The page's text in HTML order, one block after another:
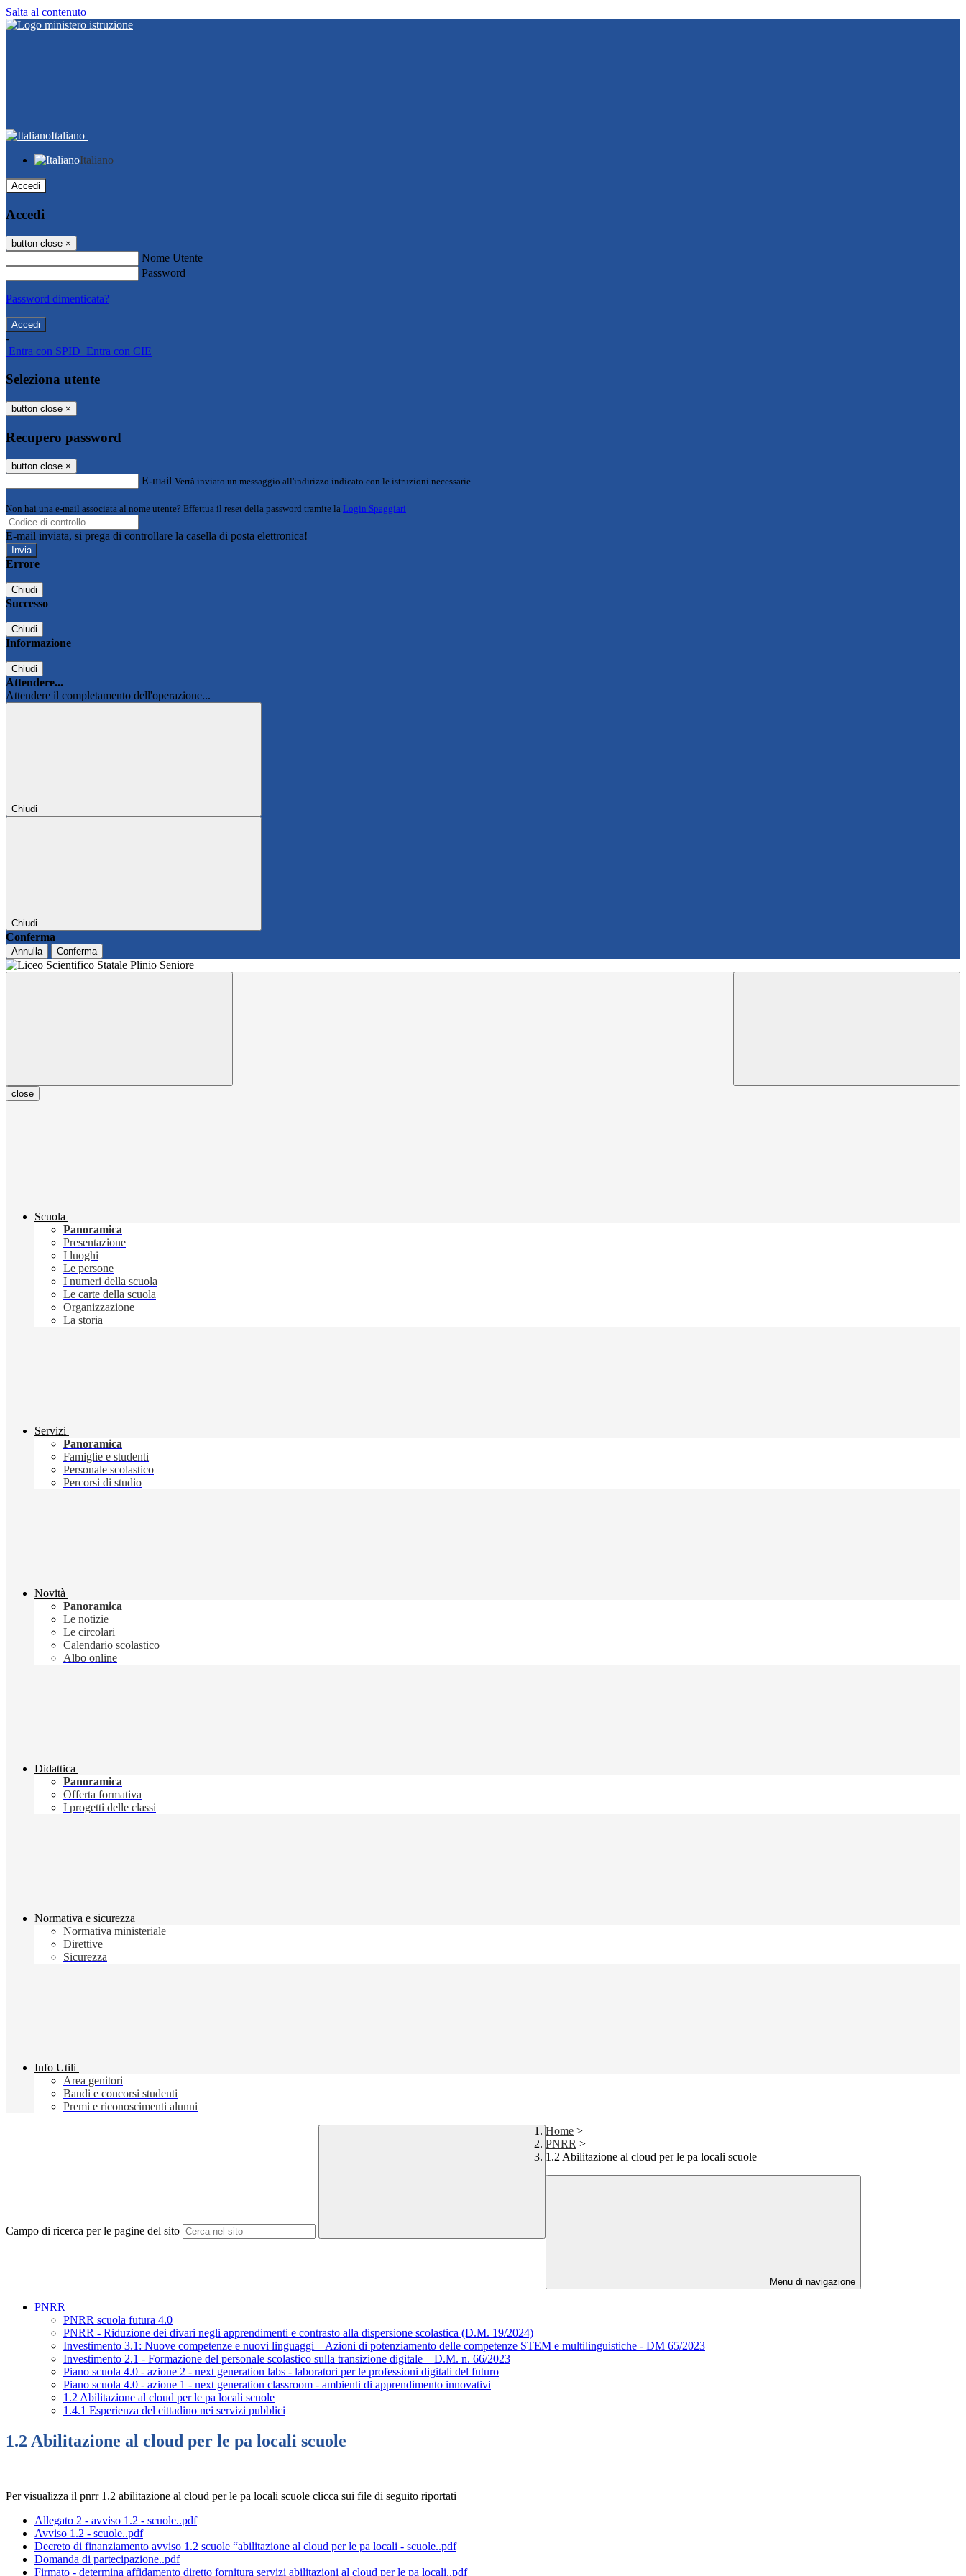
Salta al contenuto
Italiano
Italiano
Accedi
Accedi
button close ×
Nome Utente
Password
Password dimenticata?
-
Entra con SPID Entra con CIE
Seleziona utente
button close ×
Recupero password
button close ×
E-mail Verrà inviato un messaggio all'indirizzo indicato con le istruzioni necessarie.
Non hai una e-mail associata al nome utente? Effettua il reset della password tramite la Login Spaggiari
E-mail inviata, si prega di controllare la casella di posta elettronica!
Errore
Chiudi
Successo
Chiudi
Informazione
Chiudi
Attendere...
Attendere il completamento dell'operazione...
Chiudi
Chiudi
Conferma
Annulla Conferma
close
Scuola
Panoramica
Presentazione
I luoghi
Le persone
I numeri della scuola
Le carte della scuola
Organizzazione
La storia
Servizi
Panoramica
Famiglie e studenti
Personale scolastico
Percorsi di studio
Novità
Panoramica
Le notizie
Le circolari
Calendario scolastico
Albo online
Didattica
Panoramica
Offerta formativa
I progetti delle classi
Normativa e sicurezza
Normativa ministeriale
Direttive
Sicurezza
Info Utili
Area genitori
Bandi e concorsi studenti
Premi e riconoscimenti alunni
Campo di ricerca per le pagine del sito
Home >
PNRR >
1.2 Abilitazione al cloud per le pa locali scuole
Menu di navigazione
PNRR
PNRR scuola futura 4.0
PNRR - Riduzione dei divari negli apprendimenti e contrasto alla dispersione scolastica (D.M. 19/2024)
Investimento 3.1: Nuove competenze e nuovi linguaggi – Azioni di potenziamento delle competenze STEM e multilinguistiche - DM 65/2023
Investimento 2.1 - Formazione del personale scolastico sulla transizione digitale – D.M. n. 66/2023
Piano scuola 4.0 - azione 2 - next generation labs - laboratori per le professioni digitali del futuro
Piano scuola 4.0 - azione 1 - next generation classroom - ambienti di apprendimento innovativi
1.2 Abilitazione al cloud per le pa locali scuole
1.4.1 Esperienza del cittadino nei servizi pubblici
1.2 Abilitazione al cloud per le pa locali scuole
Per visualizza il pnrr 1.2 abilitazione al cloud per le pa locali scuole clicca sui file di seguito riportati
Allegato 2 - avviso 1.2 - scuole..pdf
Avviso 1.2 - scuole..pdf
Decreto di finanziamento avviso 1.2 scuole “abilitazione al cloud per le pa locali - scuole..pdf
Domanda di partecipazione..pdf
Firmato - determina affidamento diretto fornitura servizi abilitazioni al cloud per le pa locali..pdf